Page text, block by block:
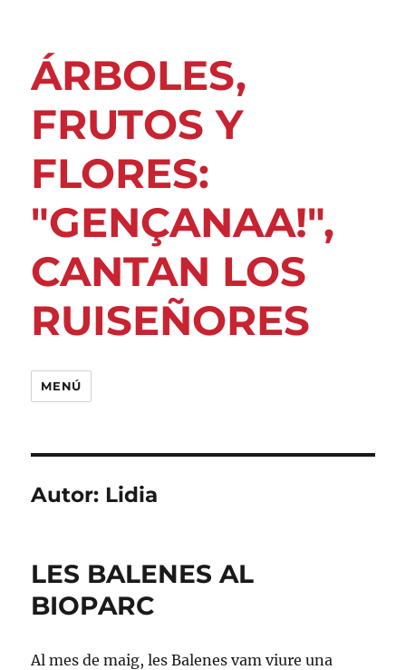
ÁRBOLES,
FRUTOS Y
FLORES:
"GENÇANAA!",
CANTAN LOS
RUISEÑORES
MENÚ
Autor: Lidia
LES BALENES AL
BIOPARC
Al mes de maig, les Balenes vam viure una